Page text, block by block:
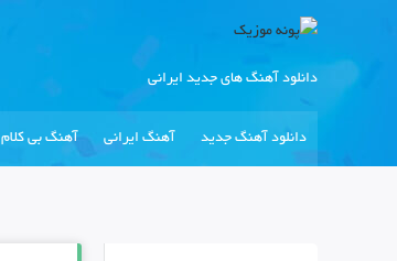
دانلود آهنگ های جدید ایرانی
دانلود آهنگ جدید آهنگ ایرانی آهنگ بی کلام